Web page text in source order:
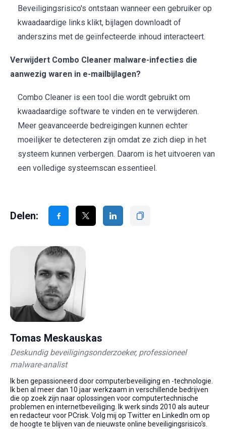
Beveiligingsrisico's ontstaan wanneer een gebruiker op
kwaadaardige links klikt, bijlagen downloadt of
anderszins met de geïnfecteerde inhoud interacteert.
Verwijdert Combo Cleaner malware-infecties die
aanwezig waren in e-mailbijlagen?
Combo Cleaner is een tool die wordt gebruikt om
kwaadaardige software te vinden en te verwijderen.
Meer geavanceerde bedreigingen kunnen echter
moeilijker te detecteren zijn omdat ze zich diep in het
systeem kunnen verbergen. Daarom is het uitvoeren van
een volledige systeemscan essentieel.
Delen:
Tomas Meskauskas
Deskundig beveiligingsonderzoeker, professioneel
malware-analist
Ik ben gepassioneerd door computerbeveiliging en -technologie.
Ik ben al meer dan 10 jaar werkzaam in verschillende bedrijven
die op zoek zijn naar oplossingen voor computertechnische
problemen en internetbeveiliging. Ik werk sinds 2010 als auteur
en redacteur voor PCrisk. Volg mij op Twitter en LinkedIn om op
de hoogte te blijven van de nieuwste online beveiligingsrisico's.